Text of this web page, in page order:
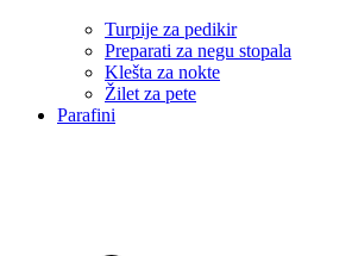
Turpije za pedikir
Preparati za negu stopala
Klešta za nokte
Žilet za pete
Parafini